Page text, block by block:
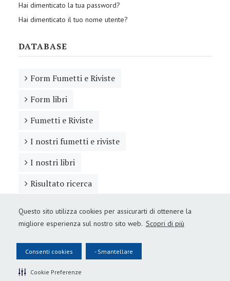
Questo sito utilizza cookies per assicurarti di ottenere la
migliore esperienza sul nostro sito web. Scopri di più
Consenti cookies - Smantellare
Cookie Preferenze
Hai dimenticato la tua password?
Hai dimenticato il tuo nome utente?
DATABASE
Form Fumetti e Riviste
Form libri
Fumetti e Riviste
I nostri fumetti e riviste
I nostri libri
Risultato ricerca
ARCHIVIO
Se per caso qualche cosa su questo sito vi piace, siete pregati di